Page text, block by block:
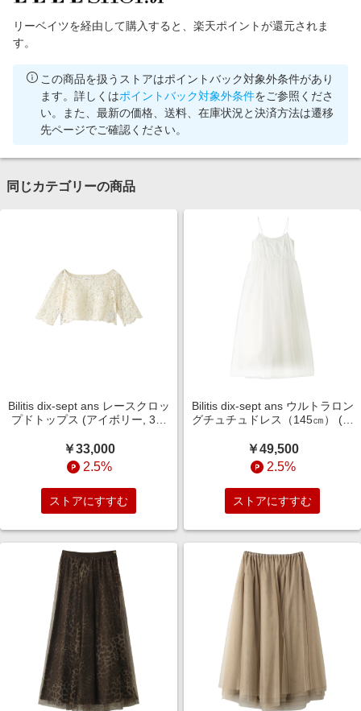
リーベイツを経由して購入すると、楽天ポイントが還元されま
す。
この商品を扱うストアはポイントバック対象外条件があり
ます。詳しくはポイントバック対象外条件をご参照くださ
い。また、最新の価格、送料、在庫状況と決済方法は遷移
先ページでご確認ください。
同じカテゴリーの商品
Bilitis dix-sept ans レースクロッ
プドトップス (アイボリー, 36)
ELLE SHOP
￥33,000
2.5%
ストアにすすむ
Bilitis dix-sept ans ウルトラロン
グチュチュドレス（145㎝） (ホ
ッタン ELLE SHOP
￥49,500
2.5%
ストアにすすむ